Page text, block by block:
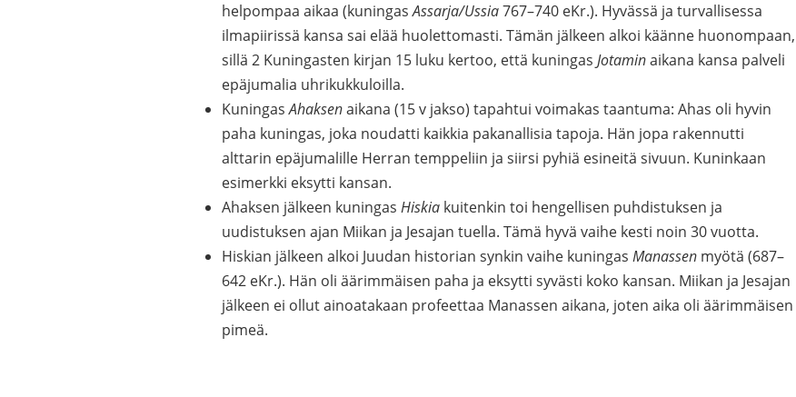
helpompaa aikaa (kuningasAssarja/Ussia767–740 eKr.). Hyvässä ja turvallisessa
ilmapiirissä kansa sai elää huolettomasti. Tämän jälkeen alkoi käänne huonompaan,
sillä 2 Kuningasten kirjan 15 luku kertoo, että kuningas Jotaminaikana kansa palveli
epäjumalia uhrikukkuloilla.
KuningasAhaksenaikana (15 v jakso) tapahtui voimakas taantuma: Ahas oli hyvin
paha kuningas, joka noudatti kaikkia pakanallisia tapoja. Hän jopa rakennutti
alttarin epäjumalille Herran temppeliin ja siirsi pyhiä esineitä sivuun. Kuninkaan
esimerkki eksytti kansan.
Ahaksen jälkeen kuningas Hiskia kuitenkin toi hengellisen puhdistuksen ja
uudistuksen ajan Miikan ja Jesajan tuella. Tämä hyvä vaihe kesti noin 30 vuotta.
Hiskian jälkeen alkoi Juudan historian synkin vaihe kuningas Manassen myötä (687–
642 eKr.). Hän oli äärimmäisen paha ja eksytti syvästi koko kansan. Miikan ja Jesajan
jälkeen ei ollut ainoatakaan profeettaa Manassen aikana, joten aika oli äärimmäisen
pimeä.